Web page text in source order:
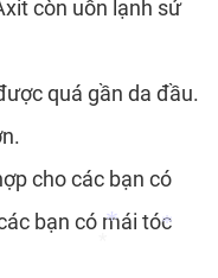
còn uốn lạnh sử
quá gần da đầu.
cho các bạn có
bạn có mái tóc